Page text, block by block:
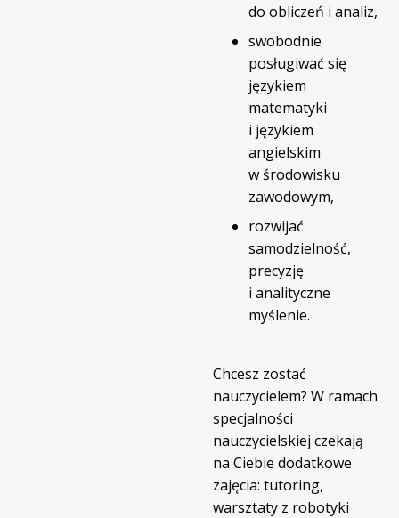
do obliczeń i analiz,
swobodnie
posługiwać się
językiem
matematyki
i językiem
angielskim
w środowisku
zawodowym,
rozwijać
samodzielność,
precyzję
i analityczne
myślenie.
Chcesz zostać
nauczycielem? W ramach
specjalności
nauczycielskiej czekają
na Ciebie dodatkowe
zajęcia: tutoring,
warsztaty z robotyki